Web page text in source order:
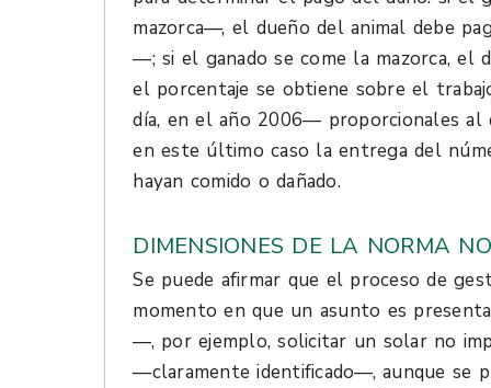
mazorca—, el dueño del animal debe
—; si el ganado se come la mazorca, el
el porcentaje se obtiene sobre el
día, en el año 2006— proporcionales al
en este último caso la entrega del
hayan comido o dañado.
DIMENSIONES DE LA NORMA
Se puede afirmar que el proceso de
momento en que un asunto es
—, por ejemplo, solicitar un solar no
—claramente identificado—, aunque se